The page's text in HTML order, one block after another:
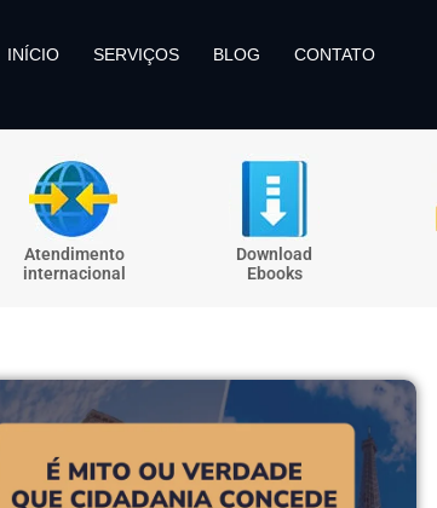
INÍCIO SERVIÇOS BLOG CONTATO
Atendimento
internacional
Download
Ebooks